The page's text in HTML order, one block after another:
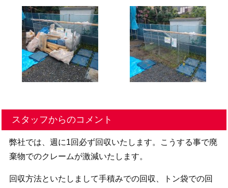
スタッフからのコメント
弊社では、週に1回必ず回収いたします。こうする事で廃
棄物でのクレームが激減いたします。
回収方法といたしまして手積みでの回収、トン袋での回